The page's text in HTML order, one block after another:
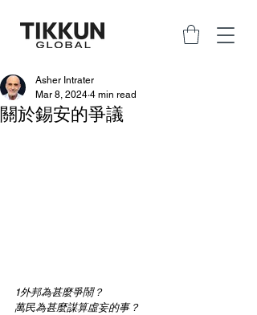
關於錫安的爭議
Asher Intrater
Mar 8, 2024 4 min read
1外邦為甚麼爭鬧？
萬民為甚麼謀算虛妄的事？